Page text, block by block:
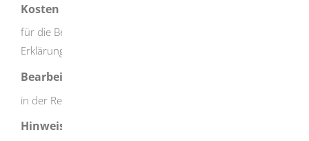
Kosten
für die Beglaubigung von namensrechtlichen
Erklärungen: EUR 40,00
Bearbeitungsdauer
in der Regel sofort
Hinweise